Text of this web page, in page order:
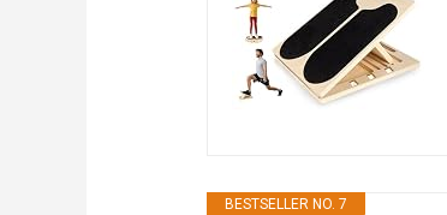
BESTSELLER NO. 7